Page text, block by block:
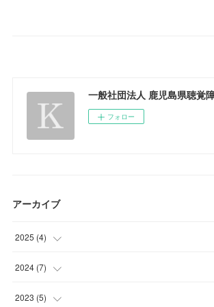
一般社団法人 鹿児島県聴覚
フォロー
アーカイブ
2025 (4)
( )
( )
2024 (7)
( )
2023 (5)